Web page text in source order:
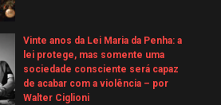
Vinte anos da Lei Maria da Penha: a
lei protege, mas somente uma
sociedade consciente será capaz
de acabar com a violência – por
Walter Ciglioni